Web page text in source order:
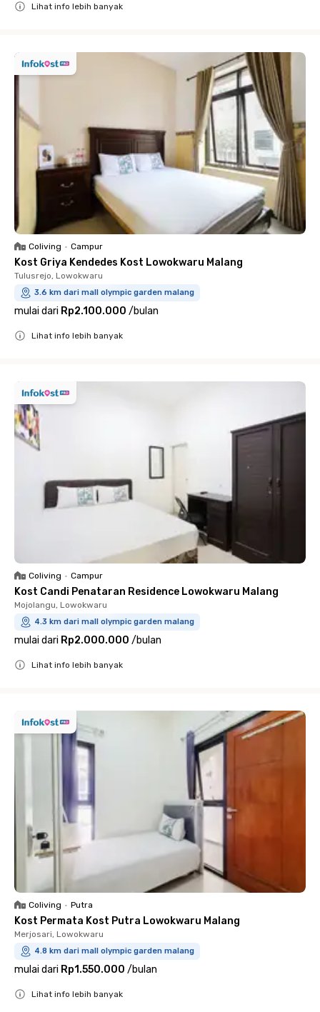
Lihat info lebih banyak
Coliving • Campur
Kost Griya Kendedes Kost Lowokwaru Malang
Tulusrejo, Lowokwaru
3.6 km dari mall olympic garden malang
mulai dari Rp2.100.000 /bulan
Lihat info lebih banyak
Coliving • Campur
Kost Candi Penataran Residence Lowokwaru Malang
Mojolangu, Lowokwaru
4.3 km dari mall olympic garden malang
mulai dari Rp2.000.000 /bulan
Lihat info lebih banyak
Coliving • Putra
Kost Permata Kost Putra Lowokwaru Malang
Merjosari, Lowokwaru
4.8 km dari mall olympic garden malang
mulai dari Rp1.550.000 /bulan
Lihat info lebih banyak